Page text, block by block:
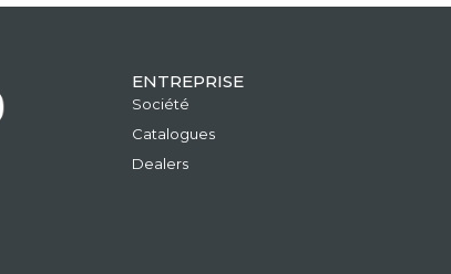
ENTREPRISE
Société
Catalogues
Dealers